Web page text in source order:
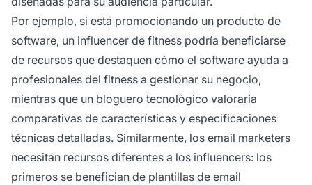
Por ejemplo, si está promocionando un producto de
software, un influencer de fitness podría beneficiarse
de recursos que destaquen cómo el software ayuda a
profesionales del fitness a gestionar su negocio,
mientras que un bloguero tecnológico valoraría
comparativas de características y especificaciones
técnicas detalladas. Similarmente, los email marketers
necesitan recursos diferentes a los influencers: los
primeros se benefician de plantillas de email